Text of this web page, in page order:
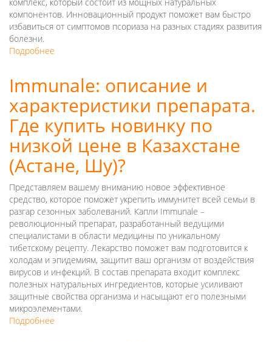
компонентов. Инновационный продукт поможет вам быстро
избавиться от симптомов псориаза на разных стадиях развития
болезни.
Подробнее
новое
для
борьбы
с
псориазом.
Где
купить
лекарство
по
низкой
цене
в
Астане,
Алматы
и
других
городах
Казахстана?
Immunale: описание и
характеристики препарата.
Где купить новинку по
низкой цене в Казахстане
(Астане, Шу)?
Представляем вашему вниманию новое эффективное
средство, которое поможет укрепить иммунитет всей семьи в
разгар сезонных заболеваний. Капли Immunale –
революционный препарат, разработанный ведущими
специалистами в области медицины по уникальному
тибетскому рецепту. Лекарство поможет вам подготовится к
холодам и эпидемиям, защитит ваш организм от воздействия
вирусов и инфекций. В состав препарата входит комплекс
полезных натуральных ингредиентов, которые усиливают
защитные свойства организма и насыщают его полезными
микроэлементами.
Подробнее